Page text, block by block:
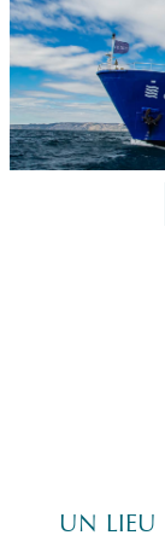
UN LIEU